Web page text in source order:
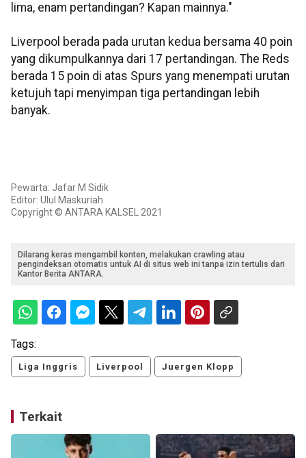
lima, enam pertandingan? Kapan mainnya."
Liverpool berada pada urutan kedua bersama 40 poin
yang dikumpulkannya dari 17 pertandingan. The Reds
berada 15 poin di atas Spurs yang menempati urutan
ketujuh tapi menyimpan tiga pertandingan lebih
banyak.
Pewarta: Jafar M Sidik
Editor: Ulul Maskuriah
Copyright © ANTARA KALSEL 2021
Dilarang keras mengambil konten, melakukan crawling atau
pengindeksan otomatis untuk AI di situs web ini tanpa izin tertulis dari
Kantor Berita ANTARA.
Tags:
Liga Inggris Liverpool Juergen Klopp
Terkait